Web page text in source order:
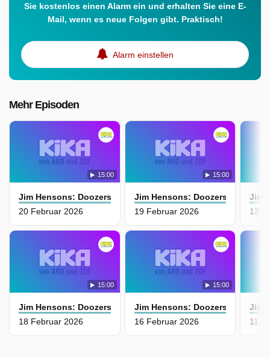
Sie kostenlos einen Alarm ein und erhalten Sie eine E-
Mail, wenn es neue Folgen gibt. Praktisch!
Alarm einstellen
Mehr Episoden
15:00
Jim Hensons: Doozers
20 Februar 2026
15:00
Jim Hensons: Doozers
19 Februar 2026
15:00
Jim Hensons: Doozers
18 Februar 2026
15:00
Jim Hensons: Doozers
16 Februar 2026
Jim
13
Jim
11